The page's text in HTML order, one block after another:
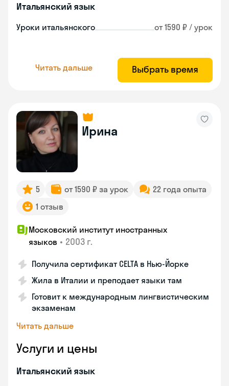
Итальянский язык
Уроки итальянского от 1590 ₽ / урок
Читать дальше Выбрать время
Ирина
5 от 1590 ₽ за урок
22 года опыта
1 отзыв
Московский институт иностранных
языков • 2003 г.
Получила сертификат CELTA в Нью-Йорке
Жила в Италии и преподает языки там
Готовит к международным лингвистическим
экзаменам
Читать дальше
Услуги и цены
Итальянский язык